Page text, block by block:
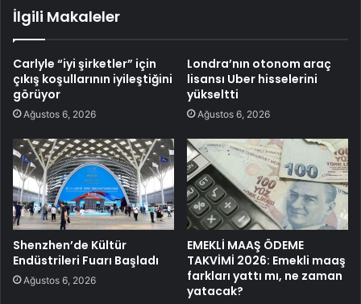
İlgili Makaleler
Carlyle “iyi şirketler” için
çıkış koşullarının iyileştiğini
görüyor
Ağustos 6, 2026
Londra’nın otonom araç
lisansı Uber hisselerini
yükseltti
Ağustos 6, 2026
Shenzhen’de Kültür
Endüstrileri Fuarı Başladı
Ağustos 6, 2026
EMEKLİ MAAŞ ÖDEME
TAKVİMİ 2026: Emekli maaş
farkları yattı mı, ne zaman
yatacak?